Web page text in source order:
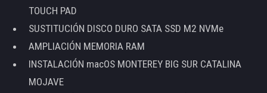
TOUCH PAD
SUSTITUCIÓN DISCO DURO SATA SSD M2 NVMe
AMPLIACIÓN MEMORIA RAM
INSTALACIÓN macOS MONTEREY BIG SUR CATALINA
MOJAVE